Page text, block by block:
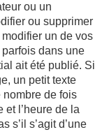
ou un
ou supprimer
un de vos
dans une
ait été publié. Si
un petit texte
de fois
et l’heure de la
s’il s’agit d’une